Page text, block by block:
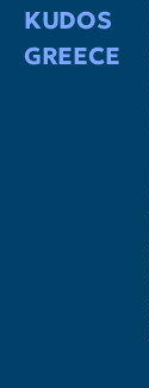
KUDOS
GREECE